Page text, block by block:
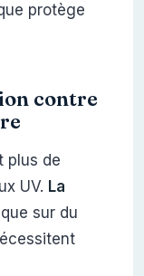
protège
contre
plus de
UV. La
que sur du